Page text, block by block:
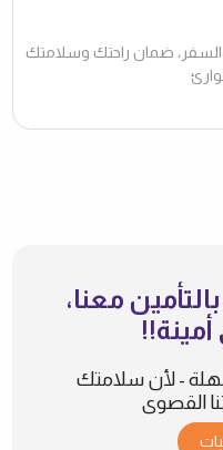
السفر، ضمان راحتك وسلامتك
معنا،
- لأن سلامتك
القصوى